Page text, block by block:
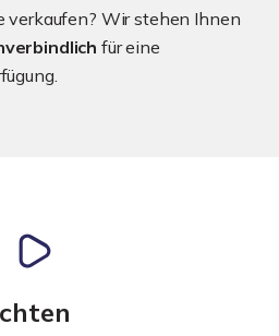
verkaufen? Wir stehen Ihnen
für eine